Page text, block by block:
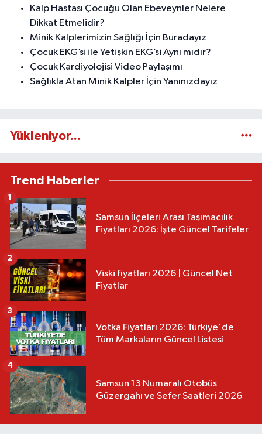
Kalp Hastası Çocuğu Olan Ebeveynler Nelere
Dikkat Etmelidir?
Minik Kalplerimizin Sağlığı İçin Buradayız
Çocuk EKG’si ile Yetişkin EKG’si Aynı mıdır?
Çocuk Kardiyolojisi Video Paylaşımı
Sağlıkla Atan Minik Kalpler İçin Yanınızdayız
Yükleniyor...
Trend Haberler
Samsun İlçeleri Arası Taşımacılık
Fiyatları 2026: İşte Güncel Tarifeler
1
Viski fiyatları 2026 | Güncel Net
Fiyatlar
2
Votka Fiyatları 2026: Türkiye'de
Tüm Markaların Güncel Listesi
3
Samsun 13 Numaralı Otobüs
Güzergahı ve Sefer Saatleri 2026
4